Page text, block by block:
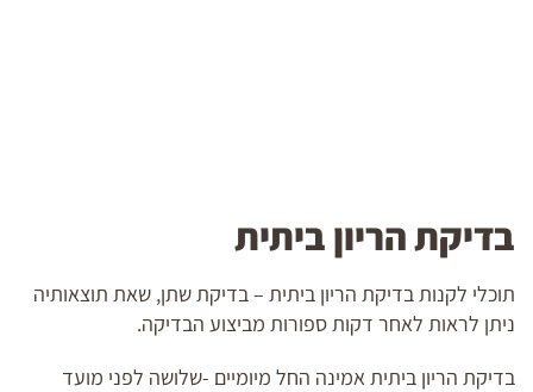
בדיקת הריון ביתית
תוכלי לקנות בדיקת הריון ביתית – בדיקת שתן, שאת תוצאותיה
ניתן לראות לאחר דקות ספורות מביצוע הבדיקה.
בדיקת הריון ביתית אמינה החל מיומיים -שלושה לפני מועד